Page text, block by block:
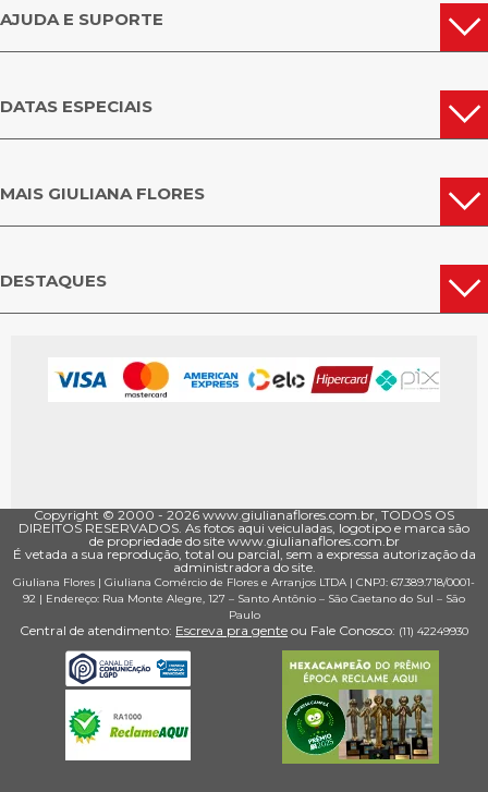
AJUDA E SUPORTE
DATAS ESPECIAIS
MAIS GIULIANA FLORES
DESTAQUES
Copyright © 2000 - ­2026 www.giulianaflores.com.br, TODOS OS
DIREITOS RESERVADOS. As fotos aqui veiculadas, logotipo e marca são
de propriedade do site www.giulianaflores.com.br
É vetada a sua reprodução, total ou parcial, sem a expressa autorização da
administradora do site.
Giuliana Flores | Giuliana Comércio de Flores e Arranjos LTDA | CNPJ: 67.389.718/0001­
92 | Endereço: Rua Monte Alegre, 127 – Santo Antônio – São Caetano do Sul – São
Paulo
Central de atendimento: Escreva pra gente ou Fale Conosco: (11) 4224­9930